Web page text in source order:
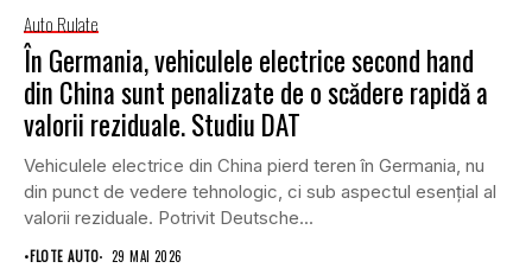
Auto Rulate
În Germania, vehiculele electrice second hand
din China sunt penalizate de o scădere rapidă a
valorii reziduale. Studiu DAT
Vehiculele electrice din China pierd teren în Germania, nu
din punct de vedere tehnologic, ci sub aspectul esențial al
valorii reziduale. Potrivit Deutsche...
•FLOTE AUTO 29 MAI 2026